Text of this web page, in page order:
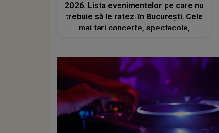
2026. Lista evenimentelor pe care nu
trebuie să le ratezi în București. Cele
mai tari concerte, spectacole,